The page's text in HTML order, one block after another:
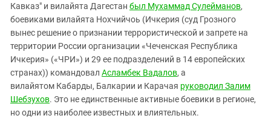
Кавказ" и вилайята Дагестан был Мухаммад Сулейманов,
боевиками вилайята Нохчийчоь (Ичкерия (суд Грозного
вынес решение о признании террористической и запрете на
территории России организации «Чеченская Республика
Ичкерия» («ЧРИ») и 29 ее подразделений в 14 европейских
странах)) командовал Асламбек Вадалов, а
вилайятом Кабарды, Балкарии и Карачая руководил Залим
Шебзухов. Это не единственные активные боевики в регионе,
но одни из наиболее известных и влиятельных.